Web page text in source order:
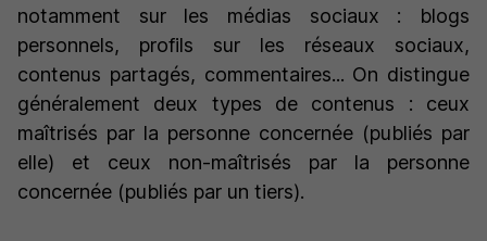
notamment sur les médias sociaux : blogs
personnels, profils sur les réseaux sociaux,
contenus partagés, commentaires... On distingue
généralement deux types de contenus : ceux
maîtrisés par la personne concernée (publiés par
elle) et ceux non-maîtrisés par la personne
concernée (publiés par un tiers).